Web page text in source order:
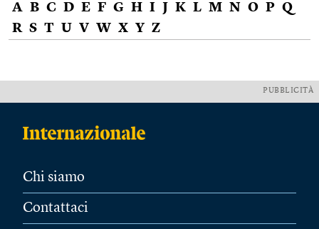
A B C D E F G H I J K L M N O P Q
R S T U V W X Y Z
PUBBLICITÀ
Chi siamo
Contattaci